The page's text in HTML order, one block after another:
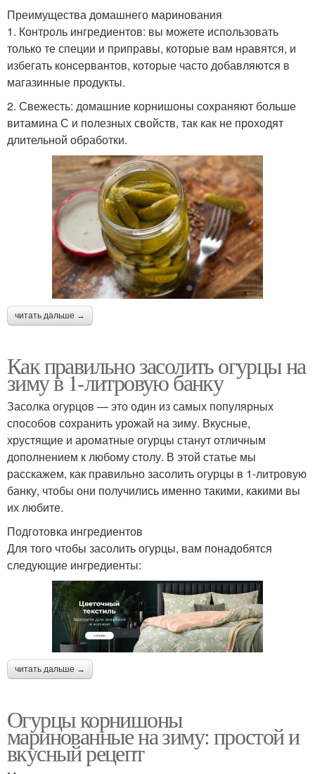
Преимущества домашнего маринования
1. Контроль ингредиентов: вы можете использовать
только те специи и приправы, которые вам нравятся, и
избегать консервантов, которые часто добавляются в
магазинные продукты.
2. Свежесть: домашние корнишоны сохраняют больше
витамина С и полезных свойств, так как не проходят
длительной обработки.
читать дальше →
Как правильно засолить огурцы на
зиму в 1-литровую банку
Засолка огурцов — это один из самых популярных
способов сохранить урожай на зиму. Вкусные,
хрустящие и ароматные огурцы станут отличным
дополнением к любому столу. В этой статье мы
расскажем, как правильно засолить огурцы в 1-литровую
банку, чтобы они получились именно такими, какими вы
их любите.
Подготовка ингредиентов
Для того чтобы засолить огурцы, вам понадобятся
следующие ингредиенты:
читать дальше →
Огурцы корнишоны
маринованные на зиму: простой и
вкусный рецепт